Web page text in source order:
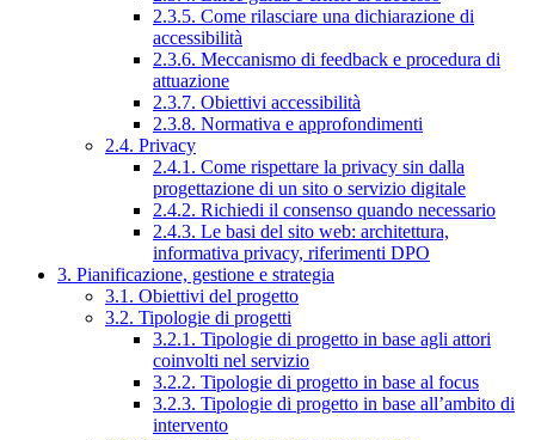
2.3.5. Come rilasciare una dichiarazione di
accessibilità
2.3.6. Meccanismo di feedback e procedura di
attuazione
2.3.7. Obiettivi accessibilità
2.3.8. Normativa e approfondimenti
2.4. Privacy
2.4.1. Come rispettare la privacy sin dalla
progettazione di un sito o servizio digitale
2.4.2. Richiedi il consenso quando necessario
2.4.3. Le basi del sito web: architettura,
informativa privacy, riferimenti DPO
3. Pianificazione, gestione e strategia
3.1. Obiettivi del progetto
3.2. Tipologie di progetti
3.2.1. Tipologie di progetto in base agli attori
coinvolti nel servizio
3.2.2. Tipologie di progetto in base al focus
3.2.3. Tipologie di progetto in base all’ambito di
intervento